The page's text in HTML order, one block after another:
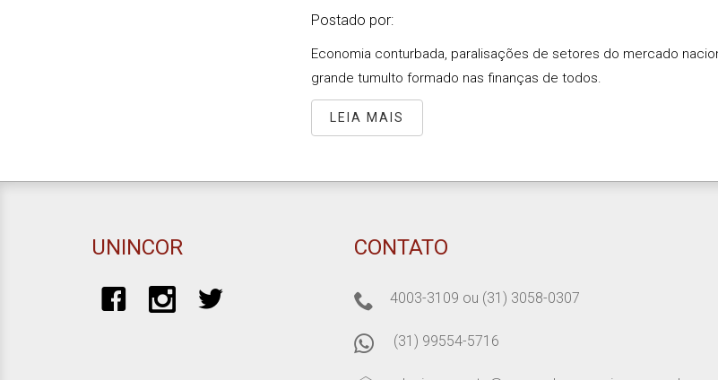
Postado por:
Economia conturbada, paralisações de setores do mercado
grande tumulto formado nas finanças de todos.
LEIA MAIS
UNINCOR CONTATO
4003-3109 ou (31) 3058-0307
(31) 99554-5716